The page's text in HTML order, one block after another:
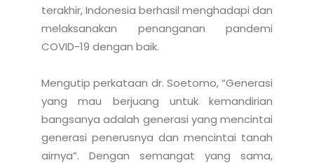
terakhir, Indonesia berhasil menghadapi dan
melaksanakan penanganan pandemi
COVID-19 dengan baik.
Mengutip perkataan dr. Soetomo, “Generasi
yang mau berjuang untuk kemandirian
bangsanya adalah generasi yang mencintai
generasi penerusnya dan mencintai tanah
airnya”. Dengan semangat yang sama,